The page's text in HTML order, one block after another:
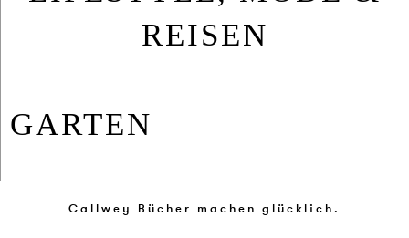
REISEN
GAR­TEN
Callwey Bücher machen glücklich.